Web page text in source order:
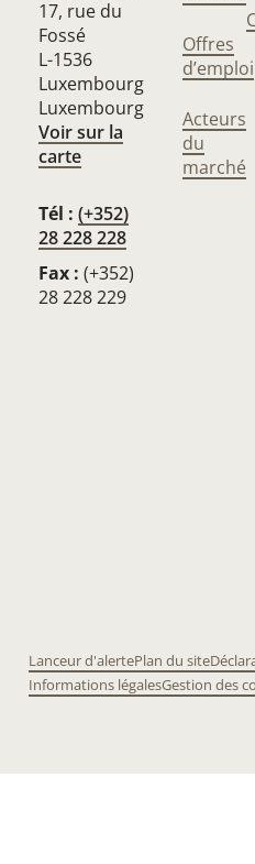
17, rue du
Fossé
L-1536
Luxembourg
Luxembourg
Voir sur la
carte
Tél : (+352)
28 228 228
Fax : (+352)
28 228 229
Offres
d’emploi
Acteurs
du
marché
Lanceur d'alertePlan du site
Informations légalesGestion des